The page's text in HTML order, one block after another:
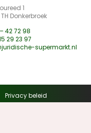
1
Donkerbroek
42 72 98
29 23 97
supermarkt.nl
Privacy beleid